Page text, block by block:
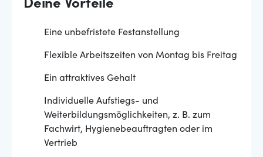
Deine Vorteile
Eine unbefristete Festanstellung
Flexible Arbeitszeiten von Montag bis Freitag
Ein attraktives Gehalt
Individuelle Aufstiegs- und
Weiterbildungsmöglichkeiten, z. B. zum
Fachwirt, Hygienebeauftragten oder im
Vertrieb